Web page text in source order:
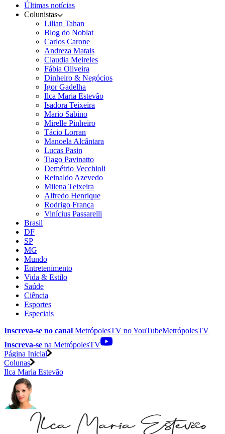
Últimas notícias
Colunistas
Lilian Tahan
Blog do Noblat
Carlos Carone
Andreza Matais
Claudia Meireles
Fábia Oliveira
Dinheiro & Negócios
Igor Gadelha
Ilca Maria Estevão
Isadora Teixeira
Mario Sabino
Mirelle Pinheiro
Tácio Lorran
Manoela Alcântara
Lucas Pasin
Tiago Pavinatto
Demétrio Vecchioli
Reinaldo Azevedo
Milena Teixeira
Alfredo Henrique
Rodrigo França
Vinícius Passarelli
Brasil
DF
SP
MG
Mundo
Entretenimento
Vida & Estilo
Saúde
Ciência
Esportes
Especiais
Inscreva-se no canal MetrópolesTV noYouTubeMetrópolesTV
Inscreva-se na MetrópolesTV
Página Inicial
Colunas
Ilca Maria Estevão